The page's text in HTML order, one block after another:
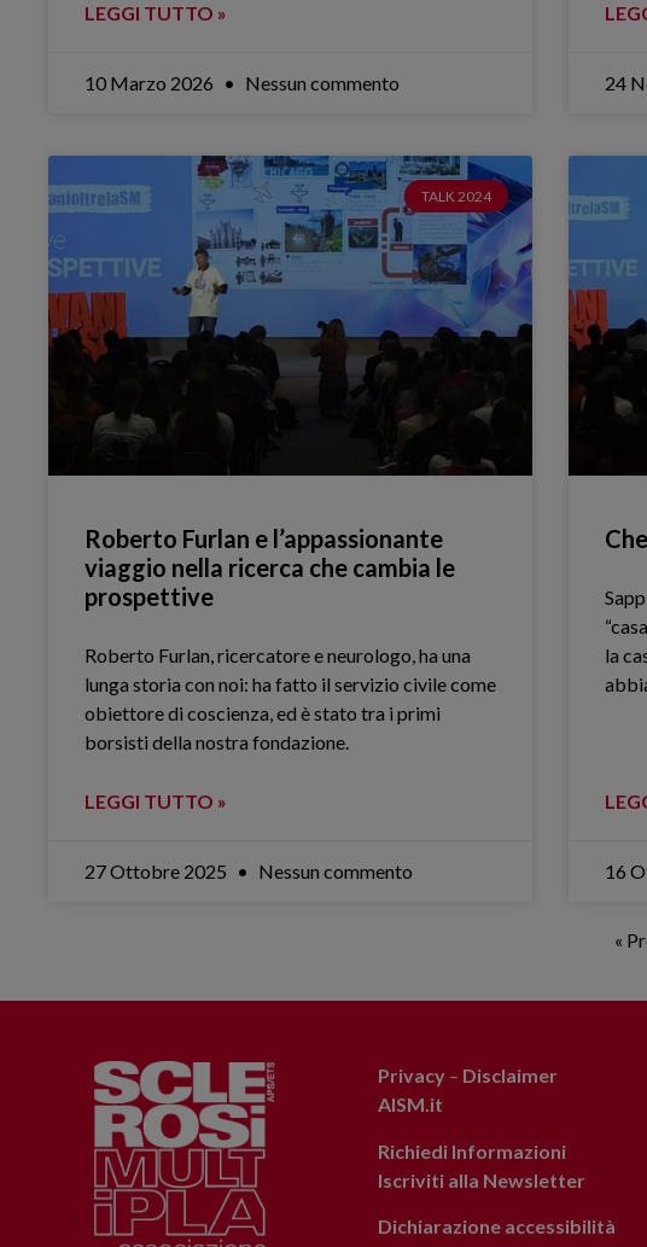
LEGGI TUTTO »
10 Marzo 2026 Nessun commento 24
TALK 2024
Roberto Furlan e l’appassionante
viaggio nella ricerca che cambia le
prospettive
Roberto Furlan, ricercatore e neurologo, ha una
lunga storia con noi: ha fatto il servizio civile come
obiettore di coscienza, ed è stato tra i primi
borsisti della nostra fondazione.
LEGGI TUTTO »
27 Ottobre 2025 Nessun commento
la
16
«
Privacy– Disclaimer
AISM.it
Richiedi Informazioni
Iscriviti alla Newsletter
Dichiarazione accessibilità